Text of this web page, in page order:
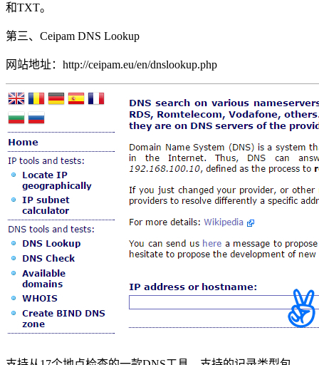
和TXT。
第三、Ceipam DNS Lookup
网站地址：http://ceipam.eu/en/dnslookup.php